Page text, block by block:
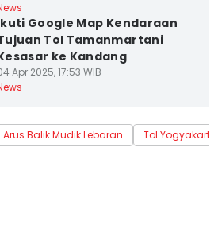
Google Map Kendaraan
Tol Tamanmartani
ke Kandang
Apr 2025, 17:53 WIB
Arus Balik Mudik Lebaran
Tol Yogyakarta